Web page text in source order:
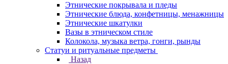
Этнические покрывала и пледы
Этнические блюда, конфетницы, менажницы
Этнические шкатулки
Вазы в этническом стиле
Колокола, музыка ветра, гонги, рынды
Статуи и ритуальные предметы
Назад